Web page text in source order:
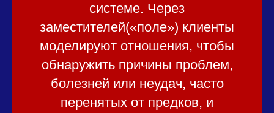
системе. Через
заместителей(«поле») клиенты
моделируют отношения, чтобы
обнаружить причины проблем,
болезней или неудач, часто
перенятых от предков, и